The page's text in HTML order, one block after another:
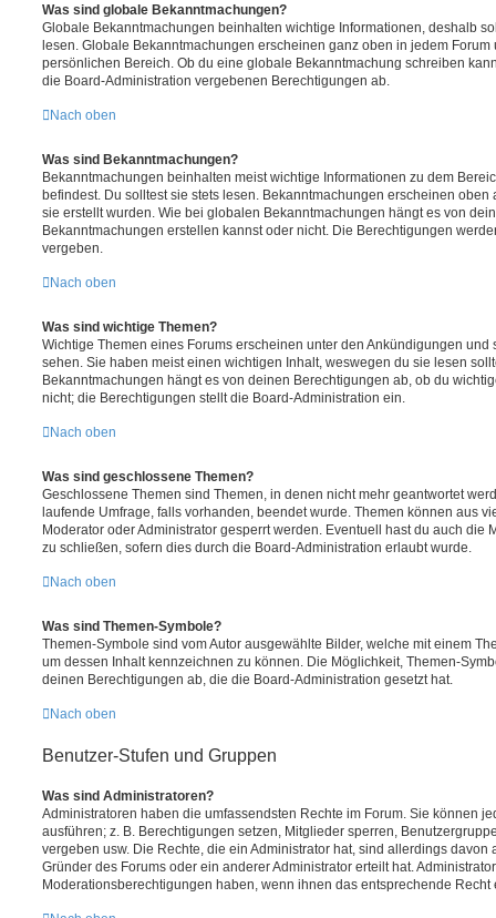
Was sind globale Bekanntmachungen?
Globale Bekanntmachungen beinhalten wichtige Informationen, deshalb
lesen. Globale Bekanntmachungen erscheinen ganz oben in jedem
persönlichen Bereich. Ob du eine globale Bekanntmachung schreiben
die Board-Administration vergebenen Berechtigungen ab.
Nach oben
Was sind Bekanntmachungen?
Bekanntmachungen beinhalten meist wichtige Informationen zu dem
befindest. Du solltest sie stets lesen. Bekanntmachungen erscheinen oben
sie erstellt wurden. Wie bei globalen Bekanntmachungen hängt es von
Bekanntmachungen erstellen kannst oder nicht. Die Berechtigungen
vergeben.
Nach oben
Was sind wichtige Themen?
Wichtige Themen eines Forums erscheinen unter den Ankündigungen und
sehen. Sie haben meist einen wichtigen Inhalt, weswegen du sie lesen
Bekanntmachungen hängt es von deinen Berechtigungen ab, ob du
nicht; die Berechtigungen stellt die Board-Administration ein.
Nach oben
Was sind geschlossene Themen?
Geschlossene Themen sind Themen, in denen nicht mehr geantwortet
laufende Umfrage, falls vorhanden, beendet wurde. Themen können aus
Moderator oder Administrator gesperrt werden. Eventuell hast du auch die
zu schließen, sofern dies durch die Board-Administration erlaubt wurde.
Nach oben
Was sind Themen-Symbole?
Themen-Symbole sind vom Autor ausgewählte Bilder, welche mit einem
um dessen Inhalt kennzeichnen zu können. Die Möglichkeit, Themen-
deinen Berechtigungen ab, die die Board-Administration gesetzt hat.
Nach oben
Benutzer-Stufen und Gruppen
Was sind Administratoren?
Administratoren haben die umfassendsten Rechte im Forum. Sie können
ausführen; z. B. Berechtigungen setzen, Mitglieder sperren,
vergeben usw. Die Rechte, die ein Administrator hat, sind allerdings
Gründer des Forums oder ein anderer Administrator erteilt hat.
Moderationsberechtigungen haben, wenn ihnen das entsprechende Recht